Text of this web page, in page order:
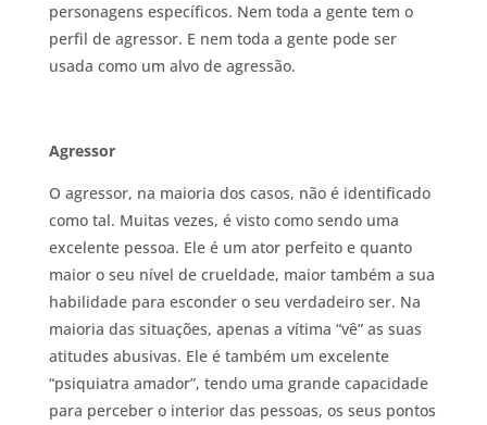
personagens específicos. Nem toda a gente tem o
perfil de agressor. E nem toda a gente pode ser
usada como um alvo de agressão.
Agressor
O agressor, na maioria dos casos, não é identificado
como tal. Muitas vezes, é visto como sendo uma
excelente pessoa. Ele é um ator perfeito e quanto
maior o seu nível de crueldade, maior também a sua
habilidade para esconder o seu verdadeiro ser. Na
maioria das situações, apenas a vítima “vê” as suas
atitudes abusivas. Ele é também um excelente
“psiquiatra amador”, tendo uma grande capacidade
para perceber o interior das pessoas, os seus pontos